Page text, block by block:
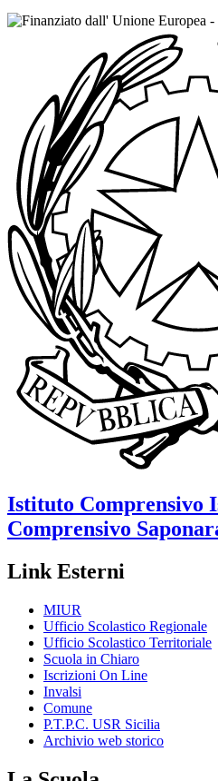
Istituto Comprensivo
Comprensivo
Link Esterni
MIUR
Ufficio Scolastico Regionale
Ufficio Scolastico Territoriale
Scuola in Chiaro
Iscrizioni On Line
Invalsi
Comune
P.T.P.C. USR Sicilia
Archivio web storico